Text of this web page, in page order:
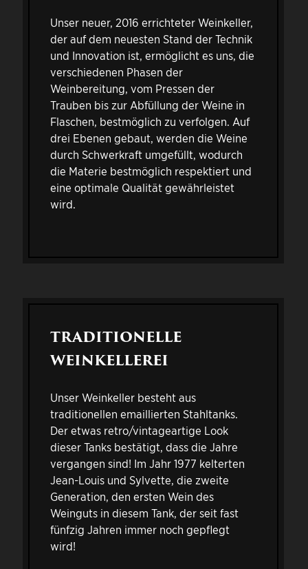
Unser neuer, 2016 errichteter Weinkeller,
der auf dem neuesten Stand der Technik
und Innovation ist, ermöglicht es uns, die
verschiedenen Phasen der
Weinbereitung, vom Pressen der
Trauben bis zur Abfüllung der Weine in
Flaschen, bestmöglich zu verfolgen. Auf
drei Ebenen gebaut, werden die Weine
durch Schwerkraft umgefüllt, wodurch
die Materie bestmöglich respektiert und
eine optimale Qualität gewährleistet
wird.
TRADITIONELLE
WEINKELLEREI
Unser Weinkeller besteht aus
traditionellen emaillierten Stahltanks.
Der etwas retro/vintageartige Look
dieser Tanks bestätigt, dass die Jahre
vergangen sind! Im Jahr 1977 kelterten
Jean-Louis und Sylvette, die zweite
Generation, den ersten Wein des
Weinguts in diesem Tank, der seit fast
fünfzig Jahren immer noch gepflegt
wird!